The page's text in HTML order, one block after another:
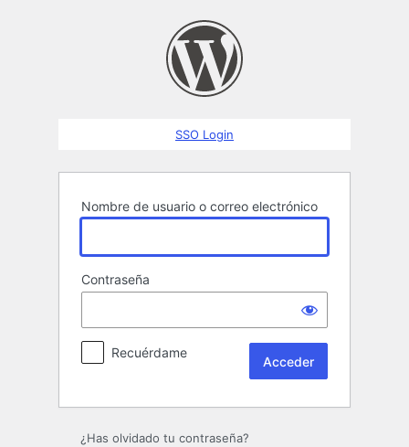
SSO Login
Nombre de usuario o correo electrónico
Contraseña
Recuérdame
¿Has olvidado tu contraseña?